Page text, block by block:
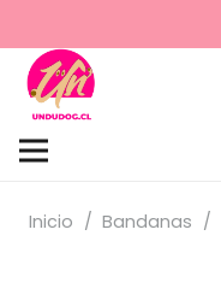
Inicio / Bandanas /